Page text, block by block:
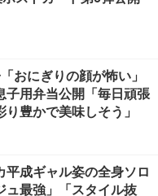
おにぎりの顔が怖い」
子用弁当公開「毎日頑張
豊かで美味しそう」
成ギャル姿の全身ソロ
ュ最強」「スタイル抜